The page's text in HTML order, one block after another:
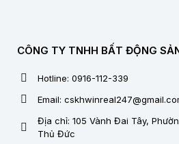
CÔNG TY TNHH BẤT ĐỘNG
Hotline: 0916-112-339
Email:
Địa chỉ: 105 Vành Đai Tây,
Thủ Đức